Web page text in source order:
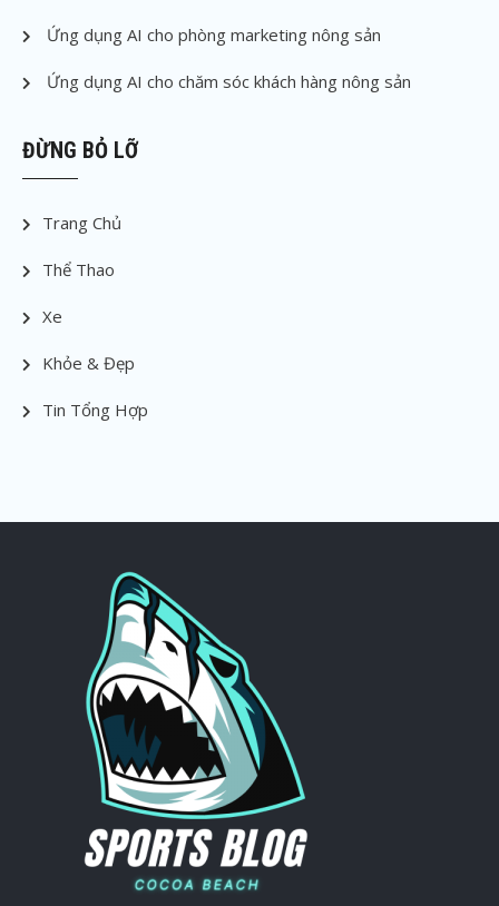
Ứng dụng AI cho phòng marketing nông sản
Ứng dụng AI cho chăm sóc khách hàng nông sản
ĐỪNG BỎ LỠ
Trang Chủ
Thể Thao
Xe
Khỏe & Đẹp
Tin Tổng Hợp